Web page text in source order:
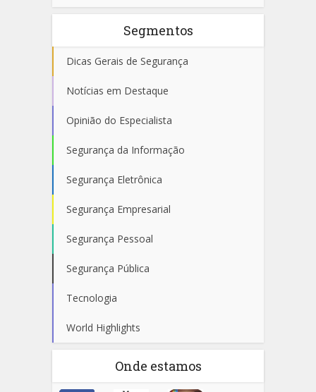
Segmentos
Dicas Gerais de Segurança
Notícias em Destaque
Opinião do Especialista
Segurança da Informação
Segurança Eletrônica
Segurança Empresarial
Segurança Pessoal
Segurança Pública
Tecnologia
World Highlights
Onde estamos